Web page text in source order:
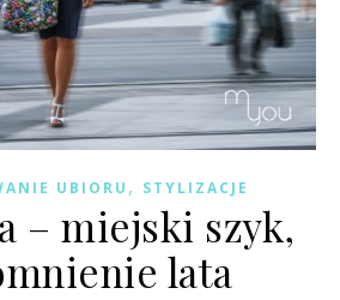
UBIORU , STYLIZACJE
– miejski szyk,
lata